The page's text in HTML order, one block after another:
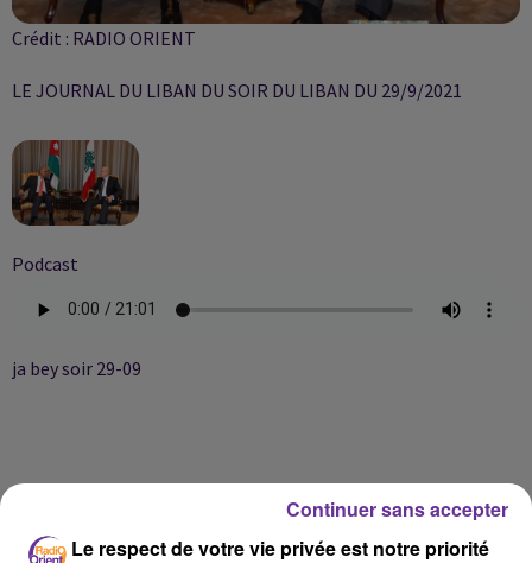
Crédit : RADIO ORIENT
LE JOURNAL DU LIBAN DU SOIR DU LIBAN DU 29/9/2021
Podcast
ja bey soir 29-09
Le respect de votre vie privée est notre priorité
Continuer sans accepter